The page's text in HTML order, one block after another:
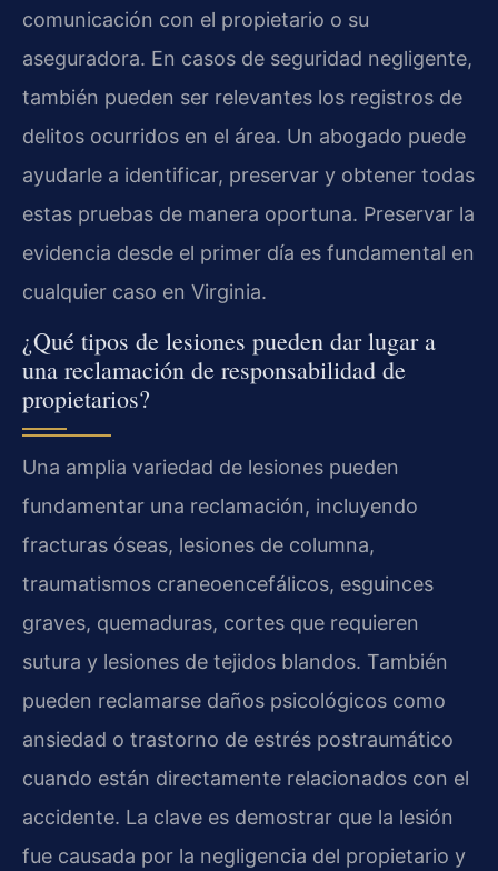
comunicación con el propietario o su
aseguradora. En casos de seguridad negligente,
también pueden ser relevantes los registros de
delitos ocurridos en el área. Un abogado puede
ayudarle a identificar, preservar y obtener todas
estas pruebas de manera oportuna. Preservar la
evidencia desde el primer día es fundamental en
cualquier caso en Virginia.
¿Qué tipos de lesiones pueden dar lugar a
una reclamación de responsabilidad de
propietarios?
Una amplia variedad de lesiones pueden
fundamentar una reclamación, incluyendo
fracturas óseas, lesiones de columna,
traumatismos craneoencefálicos, esguinces
graves, quemaduras, cortes que requieren
sutura y lesiones de tejidos blandos. También
pueden reclamarse daños psicológicos como
ansiedad o trastorno de estrés postraumático
cuando están directamente relacionados con el
accidente. La clave es demostrar que la lesión
fue causada por la negligencia del propietario y